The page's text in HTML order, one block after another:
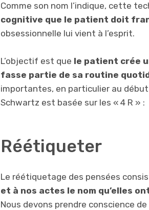
Comme son nom l’indique, cette
cognitive que le patient doit
obsessionnelle lui vient à l’esprit.
L’objectif est que le patient crée
fasse partie de sa routine
importantes, en particulier au
Schwartz est basée sur les « 4 R » :
Réétiqueter
Le réétiquetage des pensées
et à nos actes le nom qu’elles
Nous devons prendre conscience